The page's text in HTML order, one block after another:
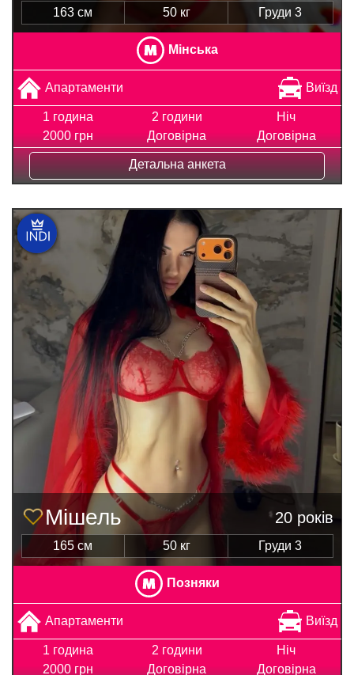
163 см 50 кг Груди 3
Мінська
Апартаменти Виїзд
1 година
2000 грн
2 години
Договірна
Ніч
Договірна
Детальна анкета
Мішель 20 років
165 см 50 кг Груди 3
Позняки
Апартаменти Виїзд
1 година
2000 грн
2 години
Договірна
Ніч
Договірна